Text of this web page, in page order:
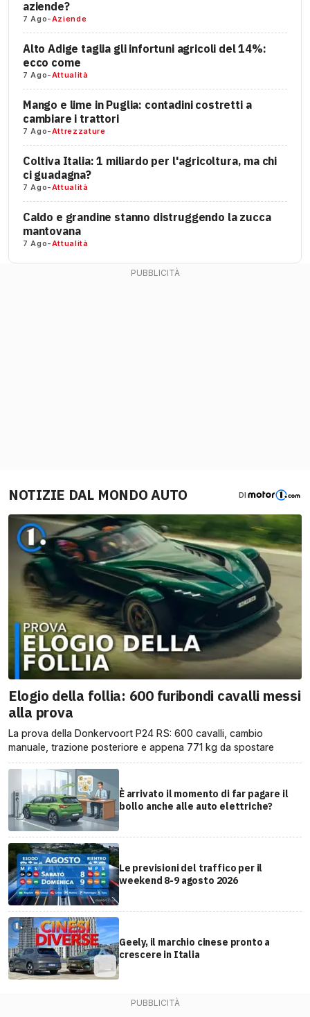
aziende?
7 Ago-Aziende
Alto Adige taglia gli infortuni agricoli del 14%:
ecco come
7 Ago-Attualità
Mango e lime in Puglia: contadini costretti a
cambiare i trattori
7 Ago-Attrezzature
Coltiva Italia: 1 miliardo per l'agricoltura, ma chi
ci guadagna?
7 Ago-Attualità
Caldo e grandine stanno distruggendo la zucca
mantovana
7 Ago-Attualità
NOTIZIE DAL MONDO AUTO DI
Elogio della follia: 600 furibondi cavalli messi
alla prova
La prova della Donkervoort P24 RS: 600 cavalli, cambio
manuale, trazione posteriore e appena 771 kg da spostare
È arrivato il momento di far pagare il
bollo anche alle auto elettriche?
Le previsioni del traffico per il
weekend 8-9 agosto 2026
Geely, il marchio cinese pronto a
crescere in Italia